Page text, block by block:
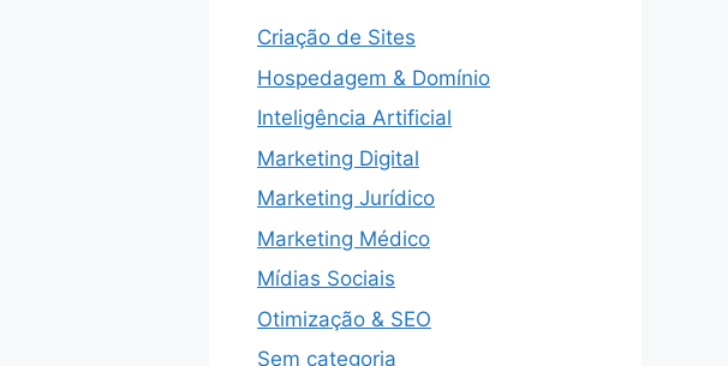
Criação de Sites
Hospedagem & Domínio
Inteligência Artificial
Marketing Digital
Marketing Jurídico
Marketing Médico
Mídias Sociais
Otimização & SEO
Sem categoria